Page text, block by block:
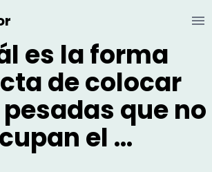
es la forma
de colocar
que no
el ...